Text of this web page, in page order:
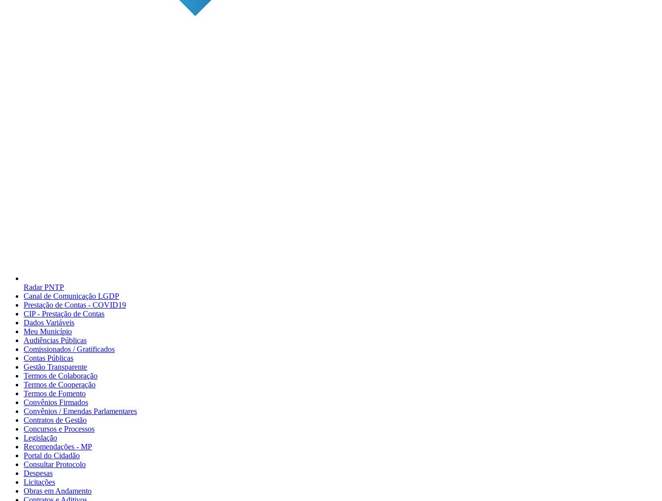
Radar PNTP
Canal de Comunicação LGDP
Prestação de Contas - COVID19
CIP - Prestação de Contas
Dados Variáveis
Meu Município
Audiências Públicas
Comissionados / Gratificados
Contas Públicas
Gestão Transparente
Termos de Colaboração
Termos de Cooperação
Termos de Fomento
Convênios Firmados
Convênios / Emendas Parlamentares
Contratos de Gestão
Concursos e Processos
Legislação
Recomendações - MP
Portal do Cidadão
Consultar Protocolo
Despesas
Licitações
Obras em Andamento